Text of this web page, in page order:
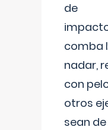
de
comba
nadar,
con
otros
sean